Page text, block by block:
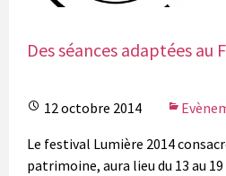
Des séances adaptées au
12 octobre 2014
Le festival Lumière 2014
patrimoine, aura lieu du 13 au